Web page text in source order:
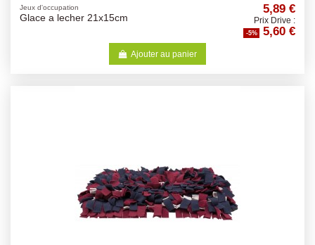
Jeux d'occupation
Glace a lecher 21x15cm
5,89 €
Prix Drive :
-5% 5,60 €
Ajouter au panier